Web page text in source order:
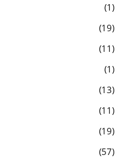
1
19
11
1
13
11
19
57